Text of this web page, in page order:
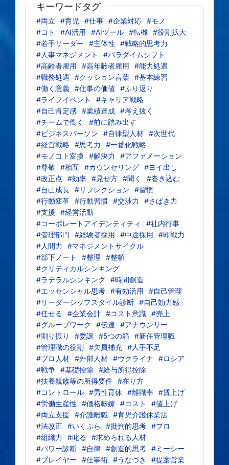
キーワードタグ
#両立 #育児 #仕事 #企業対応 #モノ
#コト
#AI活用 #AIツール #転機 #役割拡大
#若手リーダー
#主体性
#戦略的思考力
#人事マネジメント
#パラダイムシフト
#高齢者雇用
#高年齢者雇用
#能力処遇
#職務処遇
#クッション言葉 #基本練習
#働く意義 #仕事の価値
#ふり返り
#ライフイベント
#キャリア戦略
#自己肯定感 #業績達成 #考え抜く
#チームで働く
#前に踏み出す
#ビジネスパーソン
#自律型人材 #次世代
#経営戦略 #思考力
#一番化戦略
#モノコト変換 #解決力
#アファメーション
#尊敬
#相互 #カウンセリング #ヨイ出し
#改正点
#効率 #見せ方 #聞く
#巻き込む
#自己成長 #リフレクション
#習慣
#行動変革 #行動習慣 #交渉力
#さばき力
#支援
#経営活動
#コーポレートアイデンティティ
#社内行事
#管理部門
#経験者採用 #中途採用
#即戦力
#人間力
#マネジメントサイクル
#部下ノート
#整理
#整頓
#クリティカルシンキング
#ラテラルシンキング #時間創造
#エッセンシャル思考 #有効活用
#自己管理
#リーダーシップスタイル診断 #自己効力感
#任せる
#企業会計 #コスト意識 #売上
#グループワーク
#伝達
#アナウンサー
#割り振り
#委譲 #5つの箱 #新任管理職
#管理職の役割 #欠員補充 #人手不足
#プロ人材 #外部人材 #ウクライナ
#ロシア
#戦争 #基礎控除
#給与所得控除
#扶養親族等の所得要件 #在り方
#コントロール #男性育休 #離職率 #賃上げ
#労働生産性
#価格転嫁 #コスト
#値上げ
#両立支援
#介護離職 #育児介護休業法
#法改正
#いくぷら #批判的思考 #プロ
#組織力
#叱る
#求められる人材
#パワー診断 #自律 #創造的思考 #ミーシー
#プレイヤー
#仕事術 #うなづき
#提案営業